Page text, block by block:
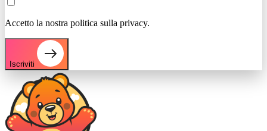
Accetto la nostra politica sulla privacy.
Iscriviti